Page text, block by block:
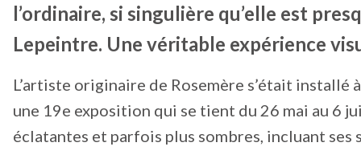
l’ordinaire, si singulière qu’elle est
Lepeintre. Une véritable expérience
L’artiste originaire de Rosemère s’était installé
une 19e exposition qui se tient du 26 mai au 6
éclatantes et parfois plus sombres, incluant